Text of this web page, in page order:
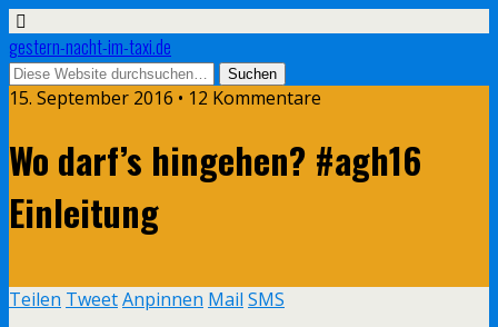
gestern-nacht-im-taxi.de
15. September 2016 • 12 Kommentare
Wo darf’s hingehen? #agh16
Einleitung
Teilen TweetAnpinnen Mail SMS